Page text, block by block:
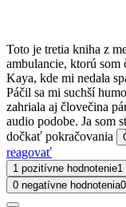
Toto je tretia kniha z
ambulancie, ktorú
Kaya, kde mi nedala
Páčil sa mi suchší
zahriala aj človečina
audio podobe. Ja som
dočkať pokračovania
reagovať
1 pozitívne hodnotenie1
0 negatívne hodnotenia0